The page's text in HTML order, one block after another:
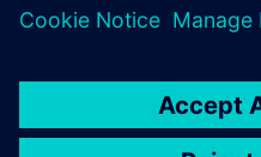
Användarvillkor